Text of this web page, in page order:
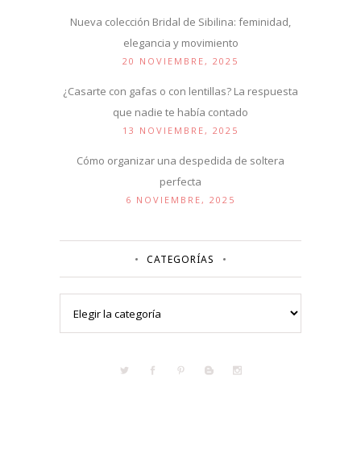
Nueva colección Bridal de Sibilina: feminidad,
elegancia y movimiento
20 NOVIEMBRE, 2025
¿Casarte con gafas o con lentillas? La respuesta
que nadie te había contado
13 NOVIEMBRE, 2025
Cómo organizar una despedida de soltera
perfecta
6 NOVIEMBRE, 2025
CATEGORÍAS